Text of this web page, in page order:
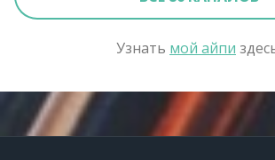
Узнать мой айпи